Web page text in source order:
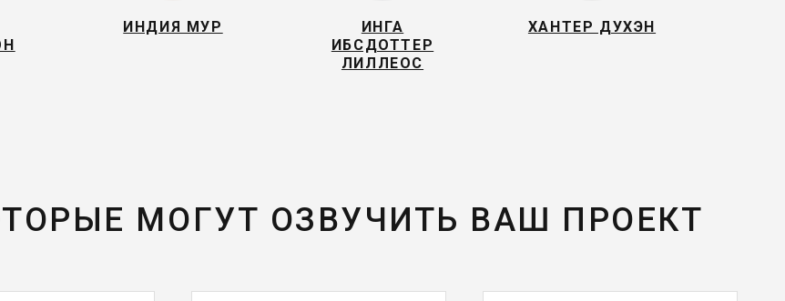
ИНДИЯ МУР
ИНГА
ИБСДОТТЕР
ЛИЛЛЕОС
ХАНТЕР ДУХЭН
МОГУТ ОЗВУЧИТЬ ВАШ ПРОЕКТ